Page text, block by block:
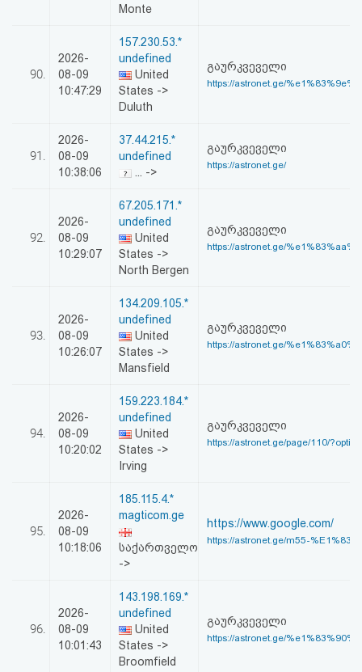
Monte
90.
2026-
08-09
10:47:29
157.230.53.*
undefined
United
States ->
Duluth
გაურკვეველი
https://astronet.ge/
91.
2026-
08-09
10:38:06
37.44.215.*
undefined
... ->
გაურკვეველი
https://astronet.ge/
92.
2026-
08-09
10:29:07
67.205.171.*
undefined
United
States ->
North Bergen
გაურკვეველი
https://astronet.ge/
93.
2026-
08-09
10:26:07
134.209.105.*
undefined
United
States ->
Mansfield
გაურკვეველი
https://astronet.ge/
94.
2026-
08-09
10:20:02
159.223.184.*
undefined
United
States ->
Irving
გაურკვეველი
https://astronet.ge/page/110/
95.
2026-
08-09
10:18:06
185.115.4.*
magticom.ge
საქართველო
->
https://www.google.com/
https://astronet.ge/m55-
96.
2026-
08-09
10:01:43
143.198.169.*
undefined
United
States ->
Broomfield
გაურკვეველი
https://astronet.ge/